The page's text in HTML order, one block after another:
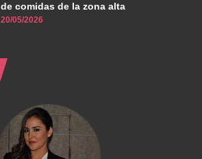
de comidas de la zona alta
20/05/2026